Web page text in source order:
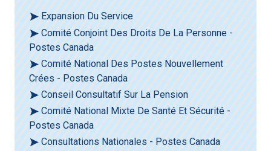
Expansion Du Service
Comité Conjoint Des Droits De La Personne -
Postes Canada
Comité National Des Postes Nouvellement
Crées - Postes Canada
Conseil Consultatif Sur La Pension
Comité National Mixte De Santé Et Sécurité -
Postes Canada
Consultations Nationales - Postes Canada